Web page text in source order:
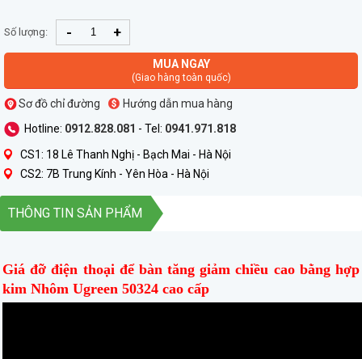
Số lượng: - +
MUA NGAY
(Giao hàng toàn quốc)
Sơ đồ chỉ đường
Hướng dẫn mua hàng
Hotline: 0912.828.081 - Tel: 0941.971.818
CS1: 18 Lê Thanh Nghị - Bạch Mai - Hà Nội
CS2: 7B Trung Kính - Yên Hòa - Hà Nội
THÔNG TIN SẢN PHẨM
Giá đỡ điện thoại để bàn tăng giảm chiều cao bằng hợp
kim Nhôm Ugreen 50324 cao cấp